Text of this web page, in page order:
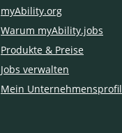
myAbility.org
Warum myAbility.jobs
Produkte & Preise
Jobs verwalten
Mein Unternehmensprofil